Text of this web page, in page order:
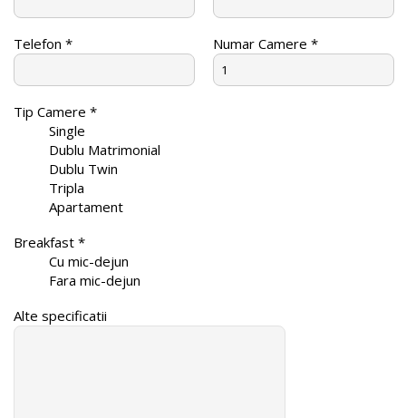
Telefon * Numar Camere *
Tip Camere *
Single
Dublu Matrimonial
Dublu Twin
Tripla
Apartament
Breakfast *
Cu mic-dejun
Fara mic-dejun
Alte specificatii